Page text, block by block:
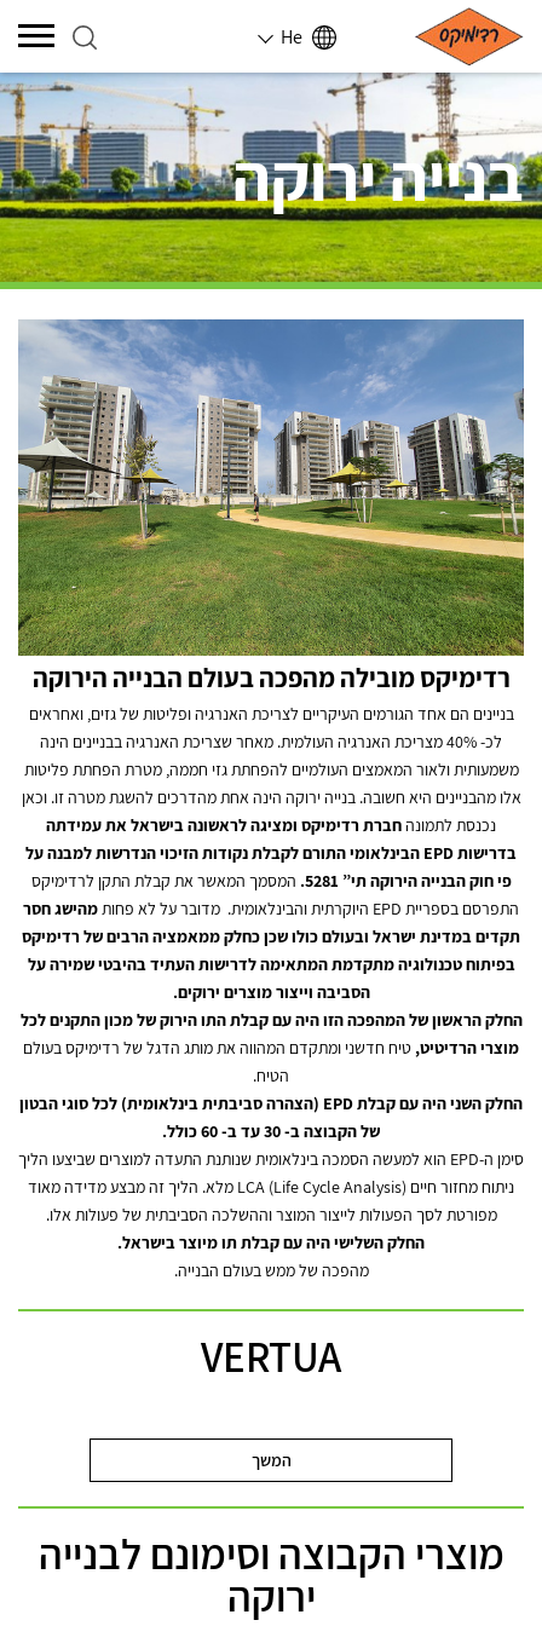
He
בנייה ירוקה
רדימיקס מובילה מהפכה בעולם הבנייה הירוקה
בניינים הם אחד הגורמים העיקריים לצריכת האנרגיה ופליטות של גזים, ואחראים
לכ- 40% מצריכת האנרגיה העולמית. מאחר שצריכת האנרגיה בבניינים הינה
משמעותית ולאור המאמצים העולמיים להפחתת גזי חממה, מטרת הפחתת פליטות
אלו מהבניינים היא חשובה. בנייה ירוקה הינה אחת מהדרכים להשגת מטרה זו. וכאן
נכנסת לתמונהחברת רדימיקס ומציגה לראשונה בישראל את עמידתה
בדרישות EPD הבינלאומי התורם לקבלת נקודות הזיכוי הנדרשות למבנה על
פי חוק הבנייה הירוקה תי” 5281.
המסמך המאשר את קבלת התקן לרדימיקס
התפרסם בספריית EPD היוקרתית והבינלאומית. מדובר על לא פחות
מהישג חסר
תקדים במדינת ישראל ובעולם כולו שכן כחלק ממאמציה הרבים של רדימיקס
בפיתוח טכנולוגיה מתקדמת המתאימה לדרישות העתיד בהיבטי שמירה על
הסביבה וייצור מוצרים ירוקים.
החלק הראשון של המהפכה הזו היה עם קבלת התו הירוק של מכון התקנים לכל
מוצרי הרדיטיט, טיח חדשני ומתקדם המהווה את מותג הדגל של רדימיקס בעולם
הטיח.
החלק השני היה עם קבלת EPD (הצהרה סביבתית בינלאומית) לכל סוגי הבטון
של הקבוצה ב- 30 עד ב- 60 כולל.
סימן ה-EPD הוא למעשה הסמכה בינלאומית שנותנת התעדה למוצרים שביצעו הליך
ניתוח מחזור חיים (Life Cycle Analysis) LCA מלא. הליך זה מבצע מדידה מאוד
מפורטת לסך הפעולות לייצור המוצר וההשלכה הסביבתית של פעולות אלו.
החלק השלישי היה עם קבלת תו מיוצר בישראל.
מהפכה של ממש בעולם הבנייה.
VERTUA
המשך
מוצרי הקבוצה וסימונם לבנייה
ירוקה